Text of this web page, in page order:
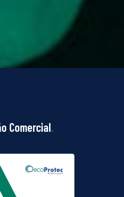
Comercial.